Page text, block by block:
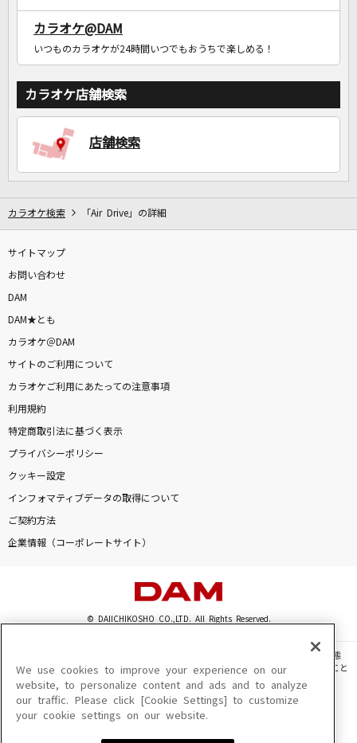
カラオケ@DAM
いつものカラオケが24時間いつでもおうちで楽しめる！
カラオケ店舗検索
店舗検索
カラオケ検索 「Air Drive」の詳細
サイトマップ
お問い合わせ
DAM
DAM★とも
カラオケ＠DAM
サイトのご利用について
カラオケご利用にあたっての注意事項
利用規約
特定商取引法に基づく表示
プライバシーポリシー
クッキー設定
インフォマティブデータの取得について
ご契約方法
企業情報（コーポレートサイト）
© DAIICHIKOSHO CO.,LTD. All Rights Reserved.
このサイトに掲載されている一切の文章・画像・写真・動画・音声等を、手段や形態
を問わず、著作権法の定める範囲を超えて無断で複製、転載、ファイル化などすること
を禁じます。
楽曲及びコンテンツは、機種によりご利用いただけない場合があります。
楽曲及びコンテンツの配信日、配信内容が変更になる場合があります。
We use cookies to improve your experience on our
website, to personalize content and ads and to analyze
our traffic. Please click [Cookie Settings] to customize
your cookie settings on our website.